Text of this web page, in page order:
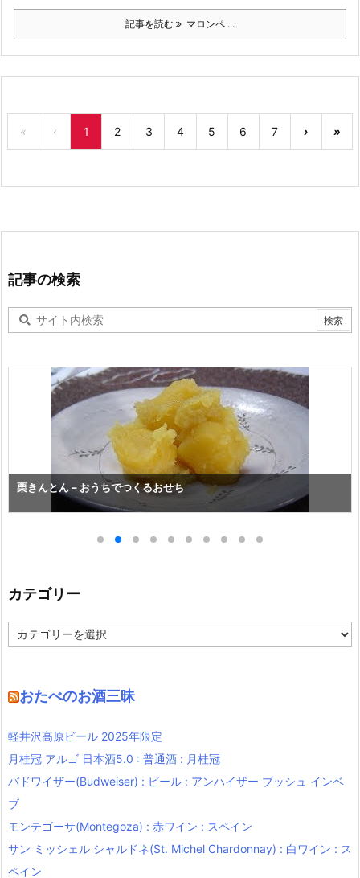
記事を読む マロンペ ...
« ‹ 1 2 3 4 5 6 7 › »
記事の検索
栗きんとん – おうちでつくるおせち
カテゴリー
テ
ーおたべのお酒三昧
軽井沢高原ビール 2025年限定
月桂冠 アルゴ 日本酒5.0 : 普通酒 : 月桂冠
バドワイザー(Budweiser) : ビール : アンハイザー ブッシュ インベ
ブ
モンテゴーサ(Montegoza) : 赤ワイン : スペイン
サン ミッシェル シャルドネ(St. Michel Chardonnay) : 白ワイン : ス
ペイン